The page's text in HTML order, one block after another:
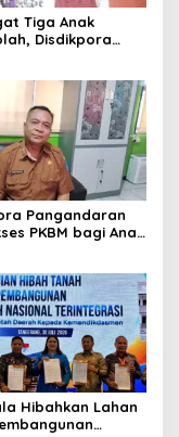
Tiga Anak
Disdikpora
Pangandaran
PKBM bagi Anak
Hibahkan Lahan